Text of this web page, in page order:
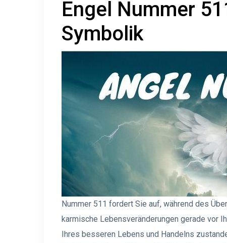
Engel Nummer
Symbolik
Nummer 511 fordert Sie auf, während des
karmische Lebensveränderungen gerade vor
Ihres besseren Lebens und Handelns